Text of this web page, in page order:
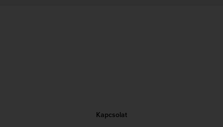
Kapcsolat